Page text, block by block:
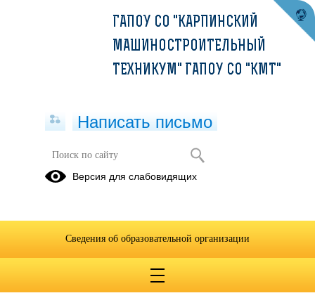
МДК 05.03 Проектирование
технологических процессов сборки
Ссылка
https://padlet.com/popovasvetlanakmt/s62znlyyt6i7ork5
ГАПОУ СО "КАРПИНСКИЙ
МАШИНОСТРОИТЕЛЬНЫЙ
ТЕХНИКУМ" ГАПОУ СО "КМТ"
Написать письмо
Версия для слабовидящих
Сведения об образовательной организации